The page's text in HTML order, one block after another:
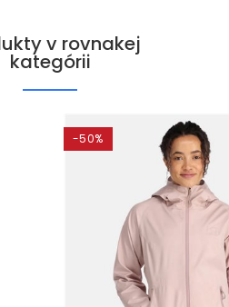
v rovnakej
kategórii
-50%